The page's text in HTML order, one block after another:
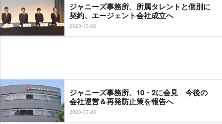
ジャニーズ事務所、所属タレントと個別に
契約、エージェント会社成立へ
2023-10-02
ジャニーズ事務所、10・2に会見 今後の
会社運営＆再発防止策を報告へ
2023-09-28